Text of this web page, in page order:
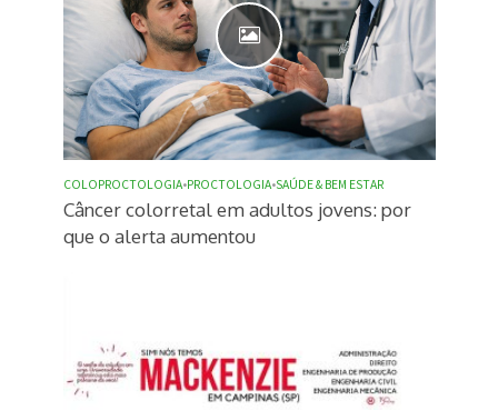
COLOPROCTOLOGIA•PROCTOLOGIA•SAÚDE & BEM ESTAR
Câncer colorretal em adultos jovens: por
que o alerta aumentou